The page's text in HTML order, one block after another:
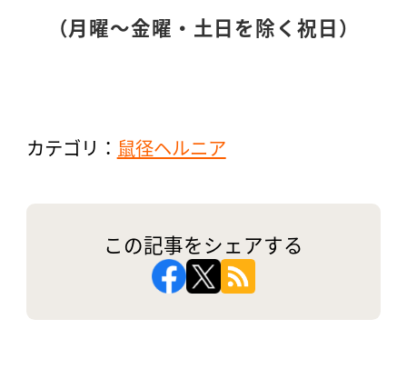
（月曜〜金曜・土日を除く祝日）
カテゴリ： 鼠径ヘルニア
この記事をシェアする